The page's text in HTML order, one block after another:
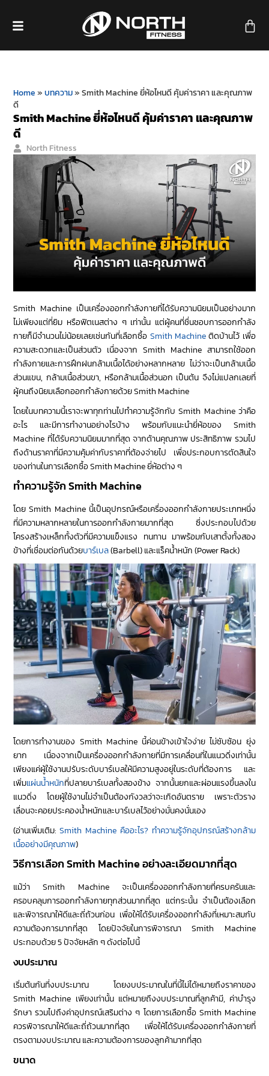
Home »บทความ»Smith Machine ยี่ห้อไหนดี คุ้มค่าราคา และคุณภาพ
ดี
Smith Machine ยี่ห้อไหนดี คุ้มค่าราคา และคุณภาพ
ดี
North Fitness
Smith Machine เป็นเครื่องออกกำลังกายที่ได้รับความนิยมเป็นอย่างมาก
ไม่เพียงแต่ที่ยิม หรือฟิตเนสต่าง ๆ เท่านั้น แต่ผู้คนที่ชื่นชอบการออกกำลัง
กายก็มีจำนวนไม่น้อยเลยเช่นกันที่เลือกซื้อ Smith Machineติดบ้านไว้ เพื่อ
ความสะดวกและเป็นส่วนตัว เนื่องจาก Smith Machine สามารถใช้ออก
กำลังกายและการฝึกฝนกล้ามเนื้อได้อย่างหลากหลาย ไม่ว่าจะเป็นกล้ามเนื้อ
ส่วนแขน, กล้ามเนื้อส่วนขา, หรือกล้ามเนื้อส่วนอก เป็นต้น จึงไม่แปลกเลยที่
ผู้คนถึงนิยมเลือกออกกำลังกายด้วย Smith Machine
โดยในบทความนี้เราจะพาทุกท่านไปทำความรู้จักกับ Smith Machine ว่าคือ
อะไร และมีการทำงานอย่างไรบ้าง พร้อมกับแนะนำยี่ห้อของ Smith
Machine ที่ได้รับความนิยมมากที่สุด จากด้านคุณภาพ ประสิทธิภาพ รวมไป
ถึงด้านราคาที่มีความคุ้มค่ากับราคาที่ต้องจ่ายไป เพื่อประกอบการตัดสินใจ
ของท่านในการเลือกซื้อ Smith Machine ยี่ห้อต่าง ๆ
ทำความรู้จัก Smith Machine
โดย Smith Machine นี้เป็นอุปกรณ์หรือเครื่องออกกำลังกายประเภทหนึ่ง
ที่มีความหลากหลายในการออกกำลังกายมากที่สุด ซึ่งประกอบไปด้วย
โครงสร้างเหล็กทั้งตัวที่มีความแข็งแรง ทนทาน มาพร้อมกับเสาตั้งทั้งสอง
ข้างที่เชื่อมต่อกันด้วยบาร์เบล(Barbell) และแร็คน้ำหนัก (Power Rack)
โดยการทำงานของ Smith Machine นี้ค่อนข้างเข้าใจง่าย ไม่ซับซ้อน ยุ่ง
ยาก เนื่องจากเป็นเครื่องออกกำลังกายที่มีการเคลื่อนที่ในแนวดิ่งเท่านั้น
เพียงแค่ผู้ใช้งานปรับระดับบาร์เบลให้มีความสูงอยู่ในระดับที่ต้องการ และ
เพิ่มแผ่นน้ำหนักที่ปลายบาร์เบลทั้งสองข้าง จากนั้นยกและผ่อนแรงขึ้นลงใน
แนวดิ่ง โดยผู้ใช้งานไม่จำเป็นต้องกังวลว่าจะเกิดอันตราย เพราะตัวราง
เลื่อนจะคอยประคองน้ำหนักและบาร์เบลไว้อย่างมั่นคงนั่นเอง
(อ่านเพิ่มเติม:Smith Machine คืออะไร? ทำความรู้จักอุปกรณ์สร้างกล้าม
เนื้ออย่างมีคุณภาพ)
วิธีการเลือก Smith Machine อย่างละเอียดมากที่สุด
แม้ว่า Smith Machine จะเป็นเครื่องออกกำลังกายที่ครบครันและ
ครอบคลุมการออกกำลังกายทุกส่วนมากที่สุด แต่กระนั้น จำเป็นต้องเลือก
และพิจารณาให้ดีและถี่ถ้วนก่อน เพื่อให้ได้รับเครื่องออกกำลังที่เหมาะสมกับ
ความต้องการมากที่สุด โดยปัจจัยในการพิจารณา Smith Machine
ประกอบด้วย 5 ปัจจัยหลัก ๆ ดังต่อไปนี้
งบประมาณ
เริ่มต้นกันที่งบประมาณ โดยงบประมาณในที่นี้ไม่ได้หมายถึงราคาของ
Smith Machine เพียงเท่านั้น แต่หมายถึงงบประมาณที่ลูกค้ามี, ค่าบำรุง
รักษา รวมไปถึงค่าอุปกรณ์เสริมต่าง ๆ โดยการเลือกซื้อ Smith Machine
ควรพิจารณาให้ดีและถี่ถ้วนมากที่สุด เพื่อให้ได้รับเครื่องออกกำลังกายที่
ตรงตามงบประมาณ และความต้องการของลูกค้ามากที่สุด
ขนาด